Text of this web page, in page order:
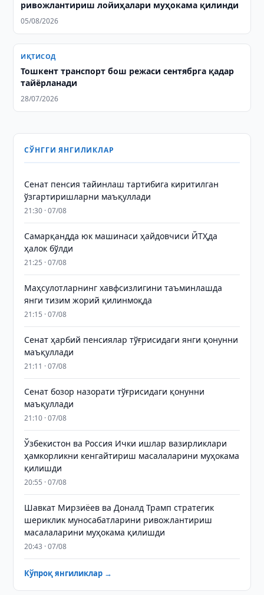
ривожлантириш лойиҳалари муҳокама қилинди
05/08/2026
ИҚТИСОД
Тошкент транспорт бош режаси сентябрга қадар
тайёрланади
28/07/2026
СЎНГГИ ЯНГИЛИКЛАР
Сенат пенсия тайинлаш тартибига киритилган
ўзгартиришларни маъқуллади
21:30 · 07/08
Самарқандда юк машинаси ҳайдовчиси ЙТҲда
ҳалок бўлди
21:25 · 07/08
Маҳсулотларнинг хавфсизлигини таъминлашда
янги тизим жорий қилинмоқда
21:15 · 07/08
Сенат ҳарбий пенсиялар тўғрисидаги янги қонунни
маъқуллади
21:11 · 07/08
Сенат бозор назорати тўғрисидаги қонунни
маъқуллади
21:10 · 07/08
Ўзбекистон ва Россия Ички ишлар вазирликлари
ҳамкорликни кенгайтириш масалаларини муҳокама
қилишди
20:55 · 07/08
Шавкат Мирзиёев ва Доналд Трамп стратегик
шериклик муносабатларини ривожлантириш
масалаларини муҳокама қилишди
20:43 · 07/08
Кўпроқ янгиликлар →